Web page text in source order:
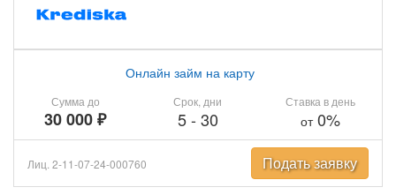
Сумма до
30 000 ₽
Онлайн займ на карту
Срок, дни
5- 30
Ставка в день
от0%
Лиц. 2-11-07-24-000760 Подать заявку